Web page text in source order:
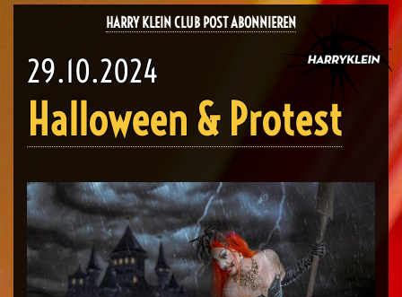
HARRY KLEIN CLUB POST ABONNIEREN
29.10.2024
Halloween & Protest